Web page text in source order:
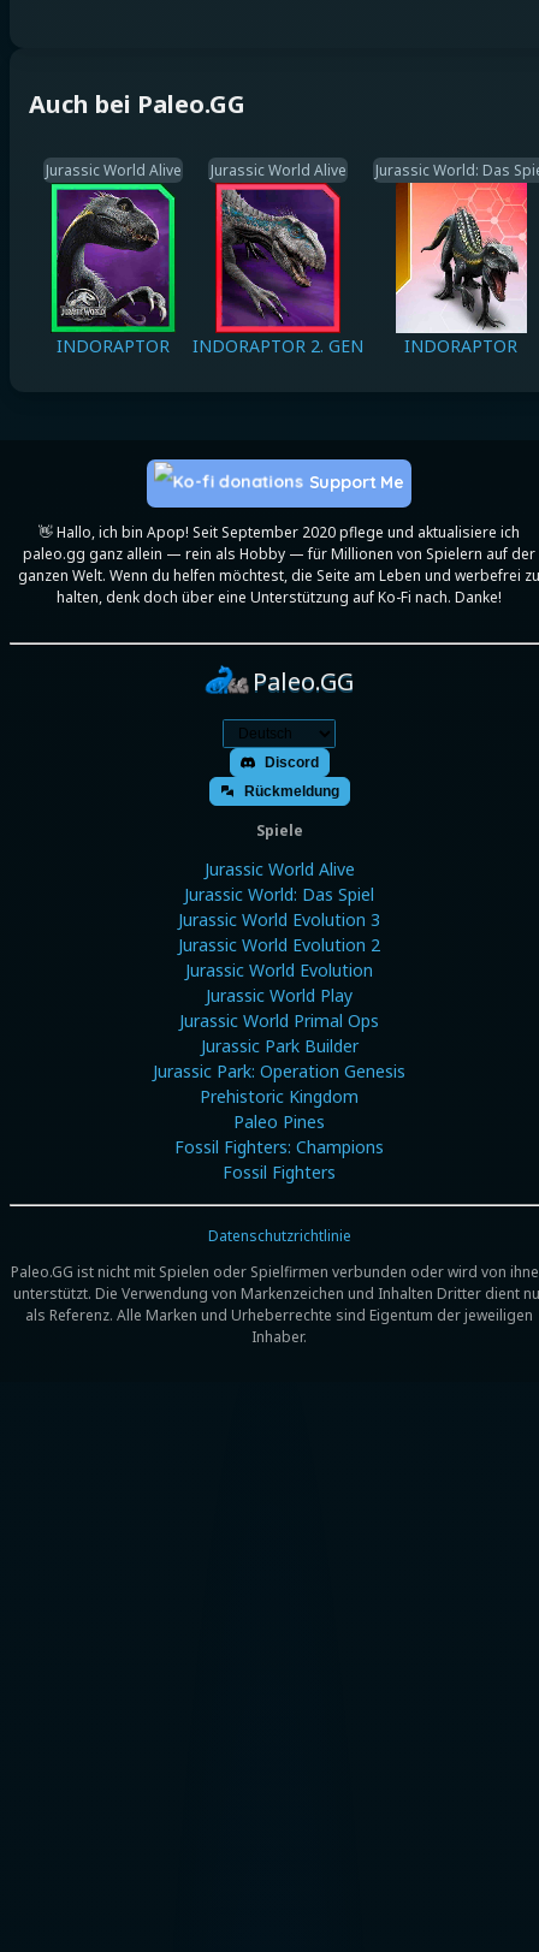
Auch bei Paleo.GG
Jurassic World Alive
INDORAPTOR
Jurassic World Alive
INDORAPTOR 2. GEN
Jurassic World: Das
INDORAPTOR
👋 Hallo, ich bin Apop! Seit September 2020 pflege und aktualisiere ich
paleo.gg ganz allein — rein als Hobby — für Millionen von Spielern auf der
ganzen Welt. Wenn du helfen möchtest, die Seite am Leben und werbefrei zu
halten, denk doch über eine Unterstützung auf Ko-Fi nach. Danke!
Support Me
Paleo.GG
Discord
Rückmeldung
Spiele
Jurassic World Alive
Jurassic World: Das Spiel
Jurassic World Evolution 3
Jurassic World Evolution 2
Jurassic World Evolution
Jurassic World Play
Jurassic World Primal Ops
Jurassic Park Builder
Jurassic Park: Operation Genesis
Prehistoric Kingdom
Paleo Pines
Fossil Fighters: Champions
Fossil Fighters
Paleo.GG ist nicht mit Spielen oder Spielfirmen verbunden oder wird von
unterstützt. Die Verwendung von Markenzeichen und Inhalten Dritter dient
als Referenz. Alle Marken und Urheberrechte sind Eigentum der jeweiligen
Inhaber.
Datenschutzrichtlinie